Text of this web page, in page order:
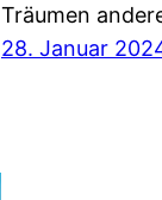
Träumen
28. Januar